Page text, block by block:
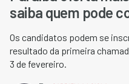
saiba quem pode
Os candidatos podem se
resultado da primeira
3 de fevereiro.